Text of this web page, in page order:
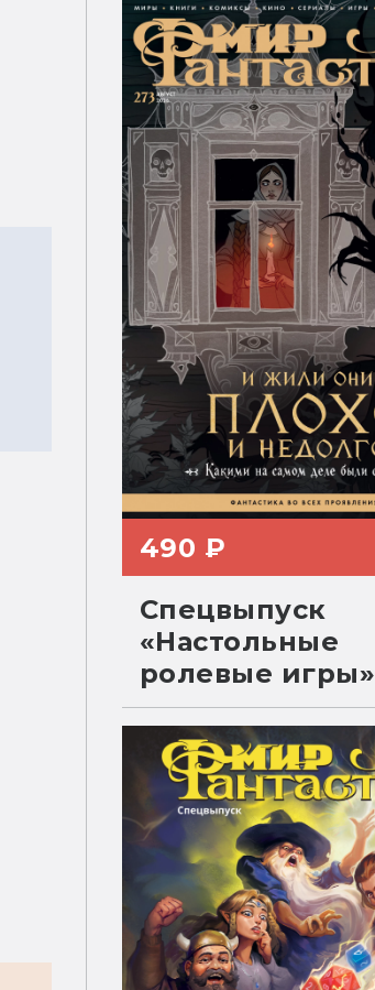
490 ₽
Спецвыпуск
«Настольные
ролевые игры»